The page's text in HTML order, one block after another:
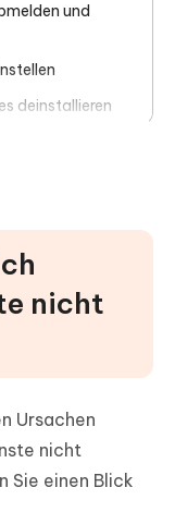
und
deinstallieren
Klicks
nicht
Ursachen
nicht
Sie einen Blick